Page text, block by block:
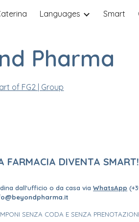
Skip to
Languages Smart
Pharma
of FG2 | Group
FARMACIA DIVENTA SMART!
dall'ufficio o da casa viaWhatsApp
I SENZA CODA E SENZA